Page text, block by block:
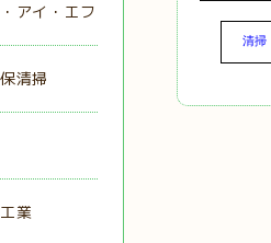
清掃
アイ・エフ
清掃
業